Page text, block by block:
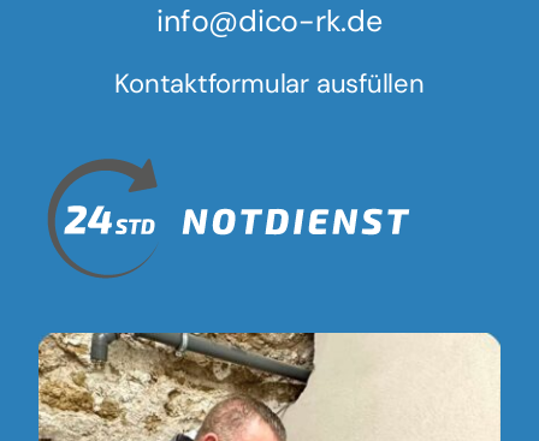
info@dico-rk.de
Kontaktformular ausfüllen